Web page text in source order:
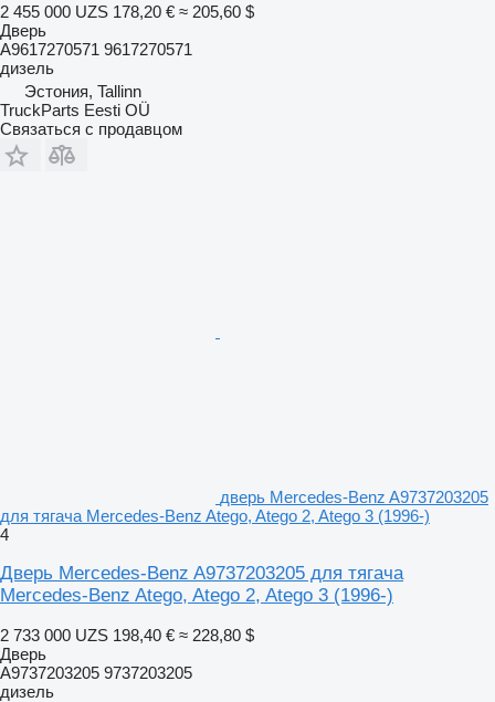
2 455 000 UZS 178,20 € ≈ 205,60 $
Дверь
A9617270571 9617270571
дизель
Эстония, Tallinn
TruckParts Eesti OÜ
Связаться с продавцом
дверь Mercedes-Benz A9737203205
для тягача Mercedes-Benz Atego, Atego 2, Atego 3 (1996-)
4
Дверь Mercedes-Benz A9737203205 для тягача
Mercedes-Benz Atego, Atego 2, Atego 3 (1996-)
2 733 000 UZS 198,40 € ≈ 228,80 $
Дверь
A9737203205 9737203205
дизель